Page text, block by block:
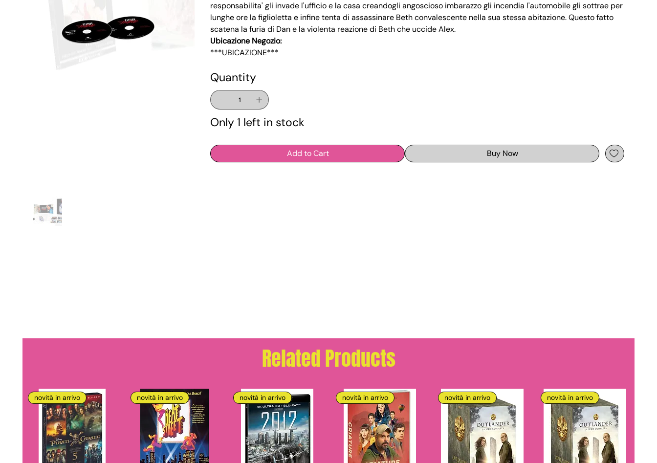
responsabilita' gli invade l'ufficio e la casa creandogli angoscioso imbarazzo gli incendia l'automobile gli sottrae per
lunghe ore la figlioletta e infine tenta di assassinare Beth convalescente nella sua stessa abitazione. Questo fatto
scatena la furia di Dan e la violenta reazione di Beth che uccide Alex.
Ubicazione Negozio:
***UBICAZIONE***
Quantity
Only 1 left in stock
Add to Cart Buy Now
Related Products
novità in arrivo novità in arrivo novità in arrivo novità in arrivo novità in arrivo novità in arrivo